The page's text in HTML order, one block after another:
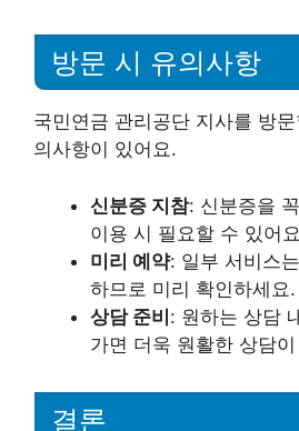
방문 시 유의사항
국민연금 관리공단 지사를 방
의사항이 있어요.
신분증 지참: 신분증을
이용 시 필요할 수 있어
미리 예약: 일부 서비스
하므로 미리 확인하세요.
상담 준비: 원하는 상담
가면 더욱 원활한 상담
결론